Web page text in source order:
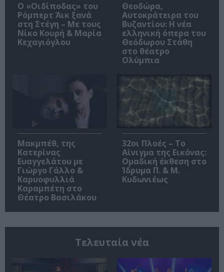
O «Οιδίποδας» του
Ρόμπερτ Άικ ξανά
στη Στέγη – Με τους
Νίκο Κουρή & Μαρία
Κεχαγιόγλου
Θεοδώρα,
Αυτοκράτειρα του
Βυζαντίου: Η νέα
ελληνική όπερα του
Θεόδωρου Στάθη
στο θέατρο
Ολύμπια
Μακμπέθ, της
Κατερίνας
Ευαγγελάτου με
Γιώργο Γάλλο &
Καρυοφυλλιά
Καραμπέτη στο
Θέατρο Βασιλάκου
32οι Πλοές – Το
Αίνιγμα της Εικόνας:
Ομαδική έκθεση στο
Ίδρυμα Π. & Μ.
Κυδωνιέως
Τελευταία νέα